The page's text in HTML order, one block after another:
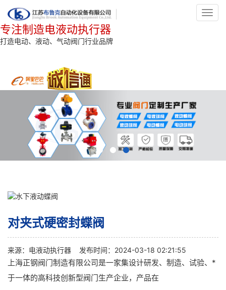
专注制造电液动执行器
打造电动、液动、气动阀门行业品牌
对夹式硬密封蝶阀
来源： 电液动执行器 发布时间：2024-03-18 02:21:55
上海正钢阀门制造有限公司是一家集设计研发、制造、试验、*
于一体的高科技创新型阀门生产企业，产品在